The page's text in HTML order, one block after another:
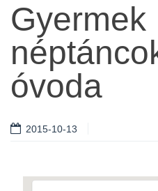
Gyermek
óvoda
2015-10-13